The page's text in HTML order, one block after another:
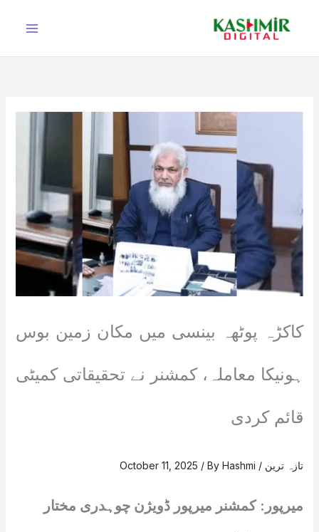
کاکڑہ پوٹھہ بینسی میں مکان زمین بوس
ہونیکا معاملہ، کمشنر نے تحقیقاتی کمیٹی
قائم کردی
تازہ ترین /
October 11, 2025 / ByHashmi
میرپور: کمشنر میرپور ڈویژن چوہدری مختار